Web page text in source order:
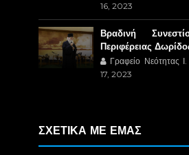
16, 2023
Βραδινή
Περιφέρειας
Γραφείο Νεότητας
17, 2023
ΣΧΕΤΙΚΑ ΜΕ ΕΜΑΣ